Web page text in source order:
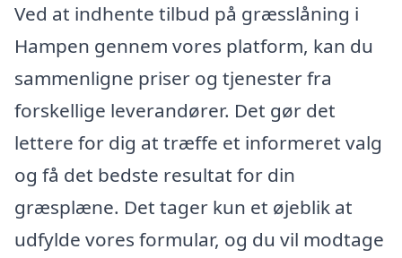
Ved at indhente tilbud på græsslåning i
Hampen gennem vores platform, kan du
sammenligne priser og tjenester fra
forskellige leverandører. Det gør det
lettere for dig at træffe et informeret valg
og få det bedste resultat for din
græsplæne. Det tager kun et øjeblik at
udfylde vores formular, og du vil modtage